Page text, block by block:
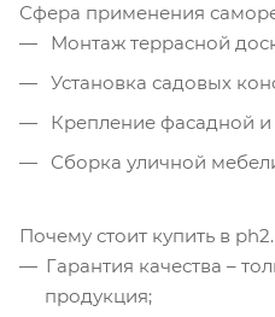
Сфера применения
Монтаж террасной
Установка садовых
Крепление фасадной
Сборка уличной
Почему стоит купить в
Гарантия качества –
продукция;